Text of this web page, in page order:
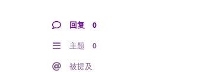
回复 0
主题 0
被提及